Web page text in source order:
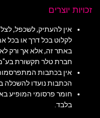
זכויות יוצרים
אין להעתיק, לשכפל,
לקלוט בכל דרך או בכל
באתר זה, אלא אך ורק
חברת טלר תקשורת
אין בכתבות
הכתבות נועדו להשכלה
חומר פרסומי המופיע
בלבד.